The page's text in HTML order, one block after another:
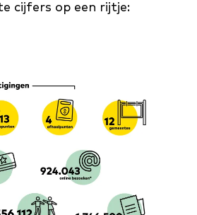
cijfers op een rijtje: